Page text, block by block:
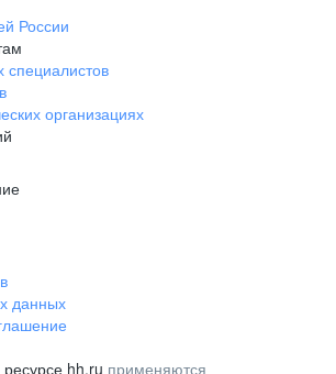
России
организациях
данных
hh.ru применяются